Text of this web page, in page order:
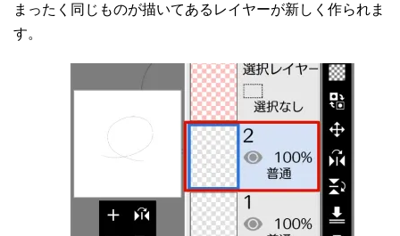
まったく同じものが描いてあるレイヤーが新しく作られま
す。